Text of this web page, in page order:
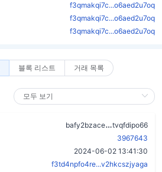
f3qmakqi7c...o6aed2u7oq
f3qmakqi7c...o6aed2u7oq
f3qmakqi7c...o6aed2u7oq
블록 리스트 거래 목록
bafy2bzace
tvqfdipo66
3967643
2024-06-02 13:41:30
f3td4npfo4re...v2hkcszjyaga